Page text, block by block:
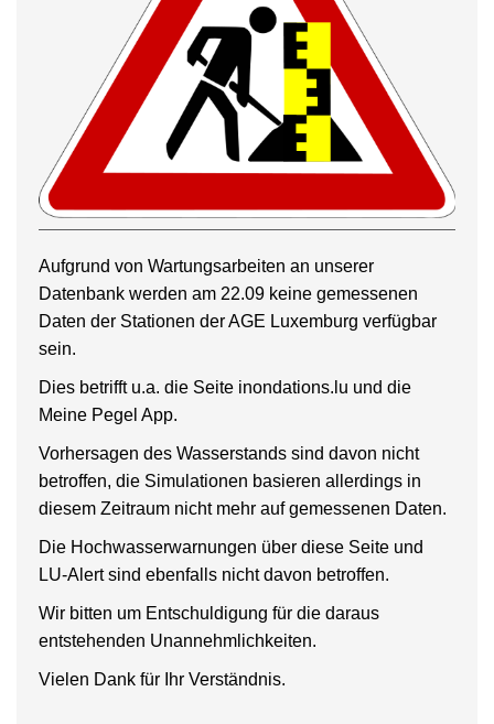
Aufgrund von Wartungsarbeiten an unserer
Datenbank werden am 22.09 keine gemessenen
Daten der Stationen der AGE Luxemburg verfügbar
sein.
Dies betrifft u.a. die Seite inondations.lu und die
Meine Pegel App.
Vorhersagen des Wasserstands sind davon nicht
betroffen, die Simulationen basieren allerdings in
diesem Zeitraum nicht mehr auf gemessenen Daten.
Die Hochwasserwarnungen über diese Seite und
LU-Alert sind ebenfalls nicht davon betroffen.
Wir bitten um Entschuldigung für die daraus
entstehenden Unannehmlichkeiten.
Vielen Dank für Ihr Verständnis.